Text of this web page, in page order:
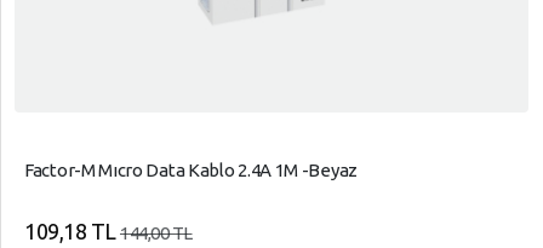
Factor-M Mıcro Data Kablo 2.4A 1M -Beyaz
109,18 TL 144,00 TL